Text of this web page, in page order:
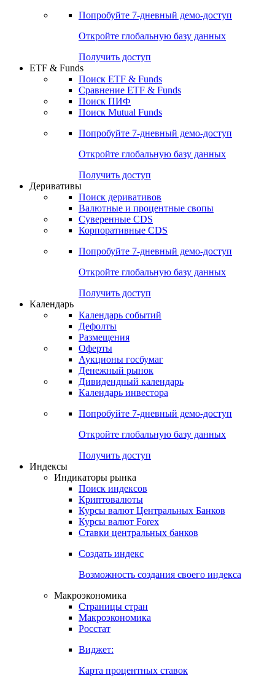
Попробуйте 7-дневный демо-доступ
Откройте глобальную базу данных
Получить доступ
ETF & Funds
Поиск ETF & Funds
Сравнение ETF & Funds
Поиск ПИФ
Поиск Mutual Funds
Попробуйте 7-дневный демо-доступ
Откройте глобальную базу данных
Получить доступ
Деривативы
Поиск деривативов
Валютные и процентные свопы
Суверенные CDS
Корпоративные CDS
Попробуйте 7-дневный демо-доступ
Откройте глобальную базу данных
Получить доступ
Календарь
Календарь событий
Дефолты
Размещения
Оферты
Аукционы госбумаг
Денежный рынок
Дивидендный календарь
Календарь инвестора
Попробуйте 7-дневный демо-доступ
Откройте глобальную базу данных
Получить доступ
Индексы
Индикаторы рынка
Поиск индексов
Криптовалюты
Курсы валют Центральных Банков
Курсы валют Forex
Ставки центральных банков
Создать индекс
Возможность создания своего индекса
Макроэкономика
Страницы стран
Макроэкономика
Росстат
Виджет:
Карта процентных ставок